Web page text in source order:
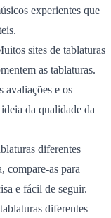
experientes que
sites de tablaturas
as tablaturas.
avaliações e os
da qualidade da
diferentes
compare-as para
e fácil de seguir.
diferentes